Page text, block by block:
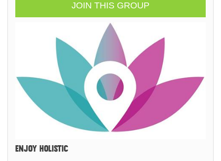
JOIN THIS GROUP
ENJOY HOLISTIC